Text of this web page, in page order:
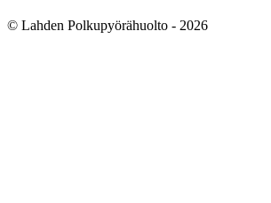
© Lahden Polkupyörähuolto - 2026